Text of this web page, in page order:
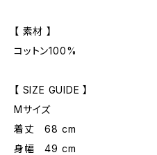
【 素材 】
コットン100%
【 SIZE GUIDE 】
Mサイズ
着丈 68 cm
身幅 49 cm